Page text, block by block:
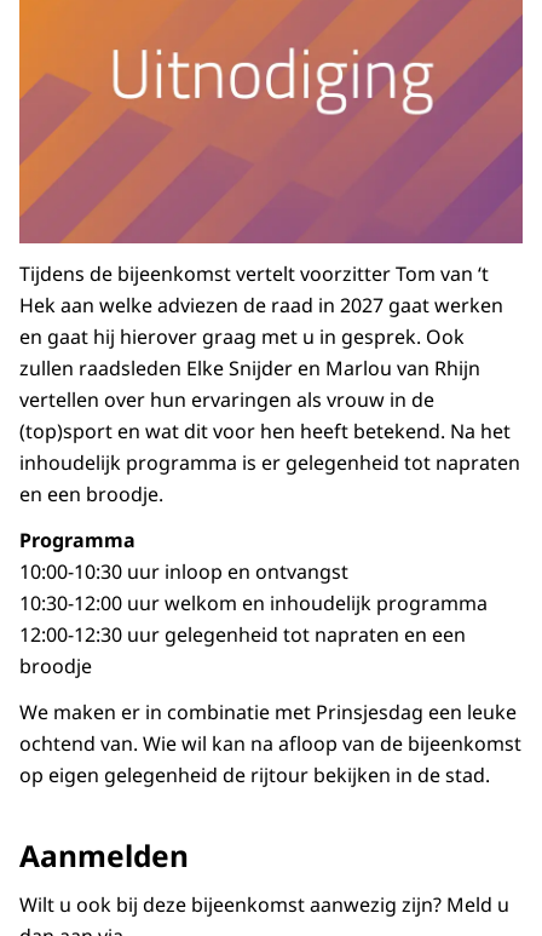
Tijdens de bijeenkomst vertelt voorzitter Tom van ‘t
Hek aan welke adviezen de raad in 2027 gaat werken
en gaat hij hierover graag met u in gesprek. Ook
zullen raadsleden Elke Snijder en Marlou van Rhijn
vertellen over hun ervaringen als vrouw in de
(top)sport en wat dit voor hen heeft betekend. Na het
inhoudelijk programma is er gelegenheid tot napraten
en een broodje.
Programma
10:00-10:30 uur inloop en ontvangst
10:30-12:00 uur welkom en inhoudelijk programma
12:00-12:30 uur gelegenheid tot napraten en een
broodje
We maken er in combinatie met Prinsjesdag een leuke
ochtend van. Wie wil kan na afloop van de bijeenkomst
op eigen gelegenheid de rijtour bekijken in de stad.
Aanmelden
Wilt u ook bij deze bijeenkomst aanwezig zijn? Meld u